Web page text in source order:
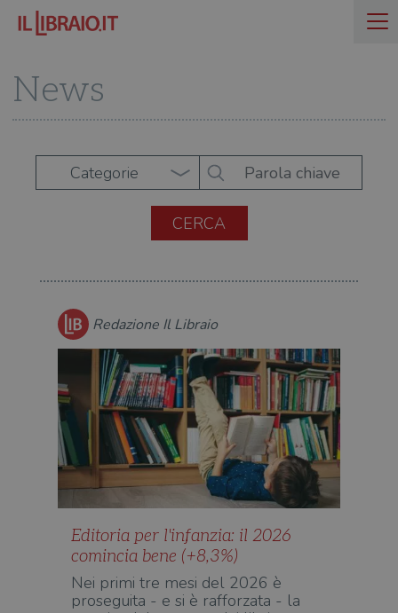
News
Categorie
Redazione Il Libraio
Editoria per l'infanzia: il 2026
comincia bene (+8,3%)
Nei primi tre mesi del 2026 è
proseguita - e si è rafforzata - la